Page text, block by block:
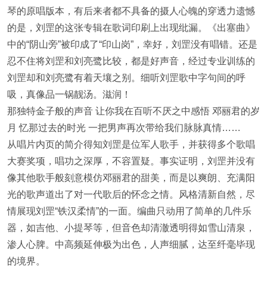
琴的原唱版本，有后来者都不具备的摄人心魄的穿透力遗憾
的是，刘罡的这张专辑在歌词印刷上出现纰漏。《出塞曲》
中的“阴山旁”被印成了“印山岗”，幸好，刘罡没有唱错。还是
忍不住将刘罡和刘亮鹭比较，都是好声音，经过专业训练的
刘罡却和刘亮鹭有着天壤之别。细听刘罡歌中字句间的呼
吸，真像品一锅靓汤。滋润！
那独特金子般的声音 让你我在百听不厌之中感悟 邓丽君的岁
月 忆那过去的时光 一把男声再次带给我们脉脉真情……
从唱片内页的简介得知刘罡是位军人歌手，并获得多个歌唱
大赛奖项，唱功之深厚，不容置疑。事实证明，刘罡并没有
像其他歌手般刻意模仿邓丽君的甜美，而是以爽朗、充满阳
光的歌声道出了对一代歌后的怀念之情。风格清新自然，尽
情展现刘罡“铁汉柔情”的一面。编曲只动用了简单的几件乐
器，如吉他、小提琴等，但音色却清澈透明得如雪山清泉，
渗人心脾。中高频延伸极为出色，人声细腻，达至纤毫毕现
的境界。